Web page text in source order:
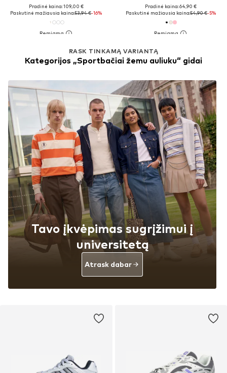
Pradinė kaina: 109,00 €
Paskutinė mažiausia kaina:53,94 €-16%
Pradinė kaina: 64,90 €
Paskutinė mažiausia kaina:54,90 €-5%
RASK TINKAMĄ VARIANTĄ
Kategorijos „Sportbačiai žemu auliuku“ gidai
Tavo įkvėpimas sugrįžimui į
universitetą
Atrask dabar